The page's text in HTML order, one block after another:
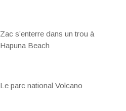
Zac s’enterre dans un trou à
Hapuna Beach
Le parc national Volcano